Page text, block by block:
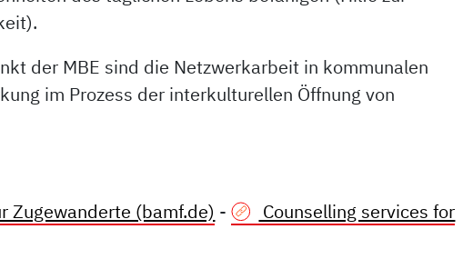
der MBE sind die Netzwerkarbeit in kommunalen
im Prozess der interkulturellen Öffnung von
Zugewanderte (bamf.de) -
Counselling services for